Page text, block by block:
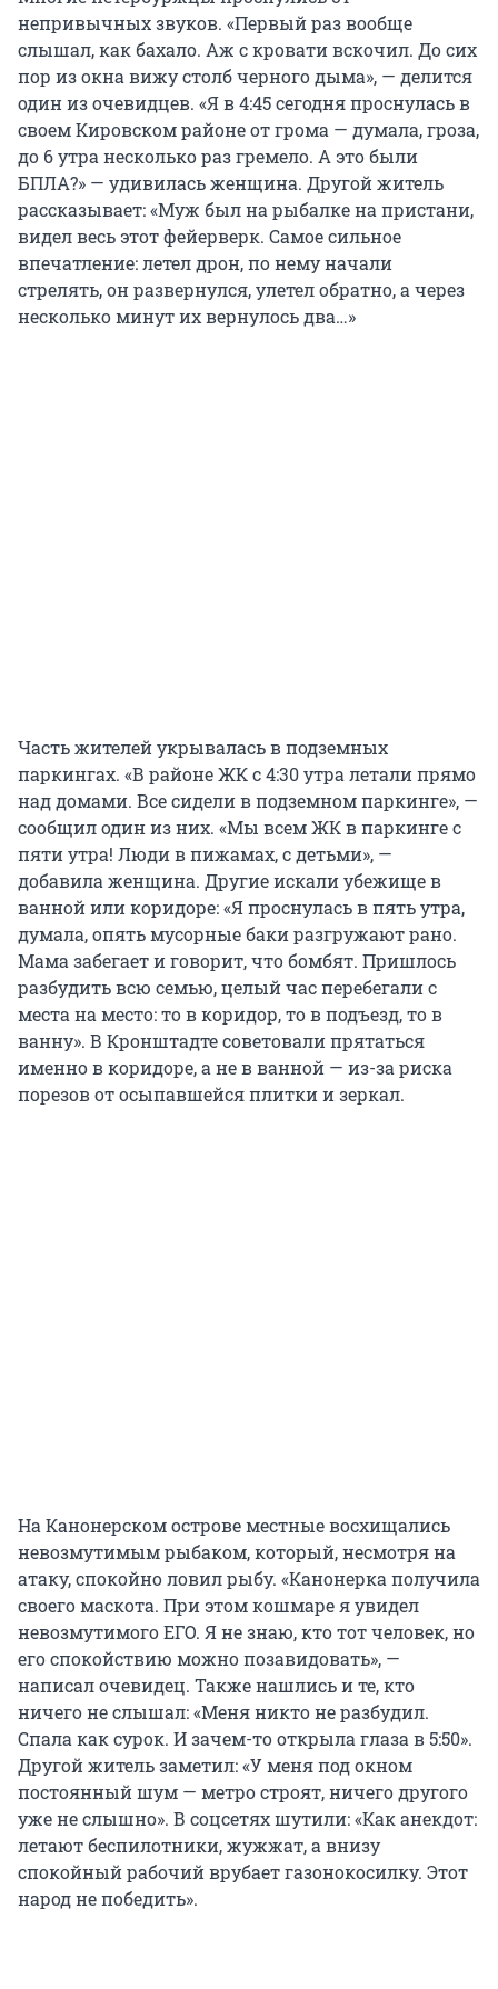
непривычных звуков. «Первый раз вообще
слышал, как бахало. Аж с кровати вскочил. До сих
пор из окна вижу столб черного дыма», — делится
один из очевидцев. «Я в 4:45 сегодня проснулась в
своем Кировском районе от грома — думала, гроза,
до 6 утра несколько раз гремело. А это были
БПЛА?» — удивилась женщина. Другой житель
рассказывает: «Муж был на рыбалке на пристани,
видел весь этот фейерверк. Самое сильное
впечатление: летел дрон, по нему начали
стрелять, он развернулся, улетел обратно, а через
несколько минут их вернулось два…»
Часть жителей укрывалась в подземных
паркингах. «В районе ЖК с 4:30 утра летали прямо
над домами. Все сидели в подземном паркинге», —
сообщил один из них. «Мы всем ЖК в паркинге с
пяти утра! Люди в пижамах, с детьми», —
добавила женщина. Другие искали убежище в
ванной или коридоре: «Я проснулась в пять утра,
думала, опять мусорные баки разгружают рано.
Мама забегает и говорит, что бомбят. Пришлось
разбудить всю семью, целый час перебегали с
места на место: то в коридор, то в подъезд, то в
ванну». В Кронштадте советовали прятаться
именно в коридоре, а не в ванной — из-за риска
порезов от осыпавшейся плитки и зеркал.
На Канонерском острове местные восхищались
невозмутимым рыбаком, который, несмотря на
атаку, спокойно ловил рыбу. «Канонерка получила
своего маскота. При этом кошмаре я увидел
невозмутимого ЕГО. Я не знаю, кто тот человек, но
его спокойствию можно позавидовать», —
написал очевидец. Также нашлись и те, кто
ничего не слышал: «Меня никто не разбудил.
Спала как сурок. И зачем-то открыла глаза в 5:50».
Другой житель заметил: «У меня под окном
постоянный шум — метро строят, ничего другого
уже не слышно». В соцсетях шутили: «Как анекдот:
летают беспилотники, жужжат, а внизу
спокойный рабочий врубает газонокосилку. Этот
народ не победить».